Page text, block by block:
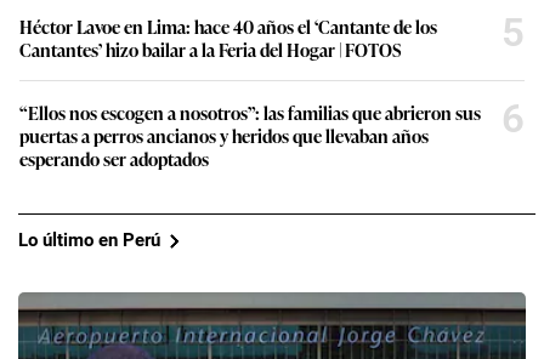
Héctor Lavoe en Lima: hace 40 años el ‘Cantante de los
Cantantes’ hizo bailar a la Feria del Hogar | FOTOS
5
“Ellos nos escogen a nosotros”: las familias que abrieron sus
puertas a perros ancianos y heridos que llevaban años
esperando ser adoptados
6
Lo último en Perú